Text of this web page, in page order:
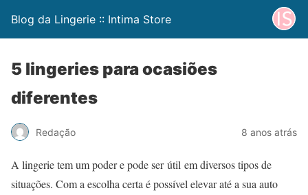
Blog da Lingerie :: Intima Store
5 lingeries para ocasiões
diferentes
Redação 8 anos atrás
A lingerie tem um poder e pode ser útil em diversos tipos de
situações. Com a escolha certa é possível elevar até a sua auto